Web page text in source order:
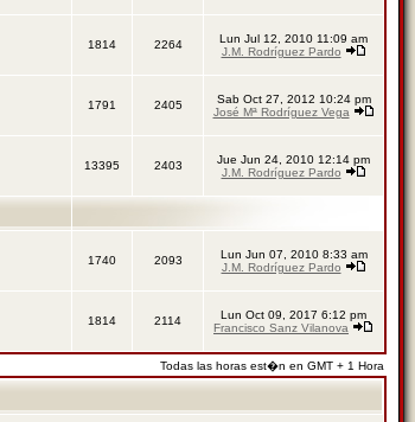
1814 2264
Lun Jul 12, 2010 11:09 am
J.M. Rodríguez Pardo
1791 2405
Sab Oct 27, 2012 10:24 pm
José Mª Rodríguez Vega
13395 2403
Jue Jun 24, 2010 12:14 pm
J.M. Rodríguez Pardo
1740 2093
Lun Jun 07, 2010 8:33 am
J.M. Rodríguez Pardo
1814 2114
Lun Oct 09, 2017 6:12 pm
Francisco Sanz Vilanova
Todas las horas est�n en GMT + 1 Hora